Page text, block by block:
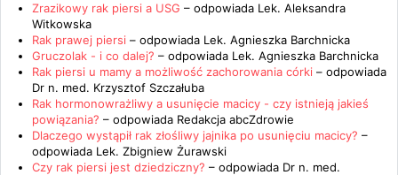
Zrazikowy rak piersi a USG – odpowiada Lek. Aleksandra
Witkowska
Rak prawej piersi – odpowiada Lek. Agnieszka Barchnicka
Gruczolak - i co dalej? – odpowiada Lek. Agnieszka Barchnicka
Rak piersi u mamy a możliwość zachorowania córki – odpowiada
Dr n. med. Krzysztof Szczałuba
Rak hormonowrażliwy a usunięcie macicy - czy istnieją jakieś
powiązania? – odpowiada Redakcja abcZdrowie
Dlaczego wystąpił rak złośliwy jajnika po usunięciu macicy? –
odpowiada Lek. Zbigniew Żurawski
Czy rak piersi jest dziedziczny? – odpowiada Dr n. med.